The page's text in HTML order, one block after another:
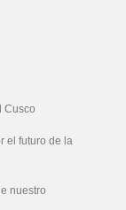
Cusco
el futuro de la
nuestro